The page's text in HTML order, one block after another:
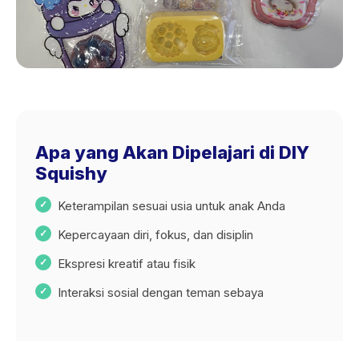
Apa yang Akan Dipelajari di DIY
Squishy
Keterampilan sesuai usia untuk anak Anda
Kepercayaan diri, fokus, dan disiplin
Ekspresi kreatif atau fisik
Interaksi sosial dengan teman sebaya